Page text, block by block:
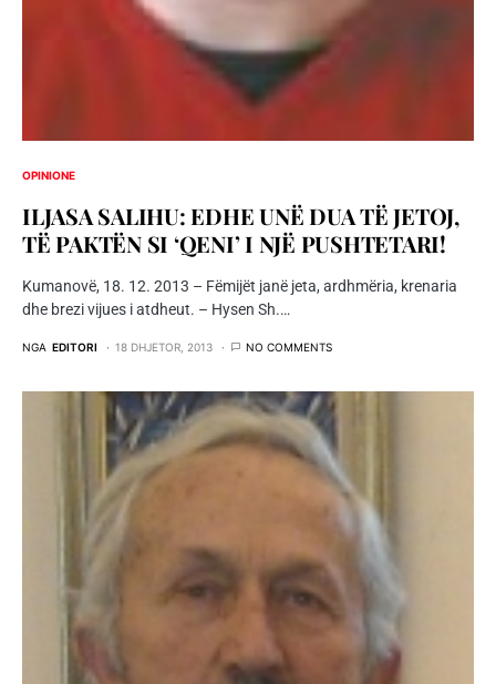
OPINIONE
ILJASA SALIHU: EDHE UNË DUA TË JETOJ,
TË PAKTËN SI ‘QENI’ I NJË PUSHTETARI!
Kumanovë, 18. 12. 2013 – Fëmijët janë jeta, ardhmëria, krenaria
dhe brezi vijues i atdheut. – Hysen Sh.…
NGA EDITORI 18 DHJETOR, 2013 NO COMMENTS